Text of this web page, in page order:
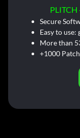
PLITCH
Secure
Easy to use:
More than
+1000